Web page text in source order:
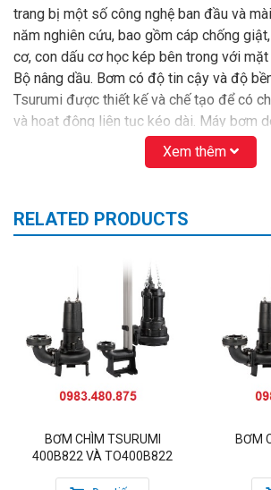
trang bị một số công nghệ ban đầu và
năm nghiên cứu, bao gồm cáp chống
cơ, con dấu cơ học kép bên trong với
Bộ nâng dầu. Bơm có độ tin cậy và độ
Tsurumi được thiết kế và chế tạo để có
và hoạt động liên tục kéo dài. Máy bơm
bạn duy trì hệ thống của mình. cho dù để
lý nước, kiểm soát lũ lụt, thủy lợi và các
mm trở lên, hoặc như một tùy chọn, được
bên ngoài bể, cũng như cho nước biển
độ cao, lát nền cách sử dụng chúng tại
tàu và nhà máy điện để lấy và xả nước.
Thông số sản phẩm Máy bơm chìm
và TO800B1490
Qmax = 90 m3/min
Hmax = 5,8m
Họng xả: 800mm
Xem thêm
RELATED PRODUCTS
BƠM CHÌM TSURUMI
400B822 VÀ TO400B822
BƠM